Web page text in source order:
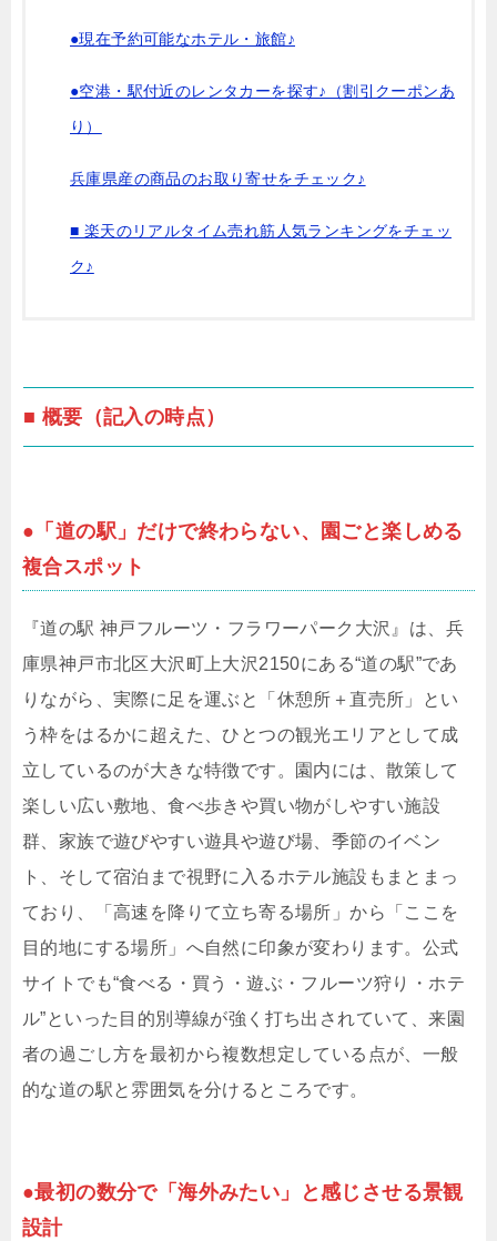
●現在予約可能なホテル・旅館♪
●空港・駅付近のレンタカーを探す♪（割引クーポンあ
り）
兵庫県産の商品のお取り寄せをチェック♪
■ 楽天のリアルタイム売れ筋人気ランキングをチェッ
ク♪
■ 概要（記入の時点）
●「道の駅」だけで終わらない、園ごと楽しめる
複合スポット
『道の駅 神戸フルーツ・フラワーパーク大沢』は、兵
庫県神戸市北区大沢町上大沢2150にある“道の駅”であ
りながら、実際に足を運ぶと「休憩所＋直売所」とい
う枠をはるかに超えた、ひとつの観光エリアとして成
立しているのが大きな特徴です。園内には、散策して
楽しい広い敷地、食べ歩きや買い物がしやすい施設
群、家族で遊びやすい遊具や遊び場、季節のイベン
ト、そして宿泊まで視野に入るホテル施設もまとまっ
ており、「高速を降りて立ち寄る場所」から「ここを
目的地にする場所」へ自然に印象が変わります。公式
サイトでも“食べる・買う・遊ぶ・フルーツ狩り・ホテ
ル”といった目的別導線が強く打ち出されていて、来園
者の過ごし方を最初から複数想定している点が、一般
的な道の駅と雰囲気を分けるところです。
●最初の数分で「海外みたい」と感じさせる景観
設計